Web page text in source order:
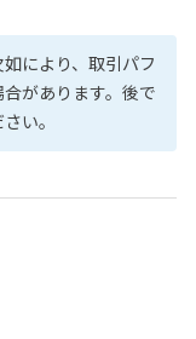
により、取引パフ
があります。後で
い。